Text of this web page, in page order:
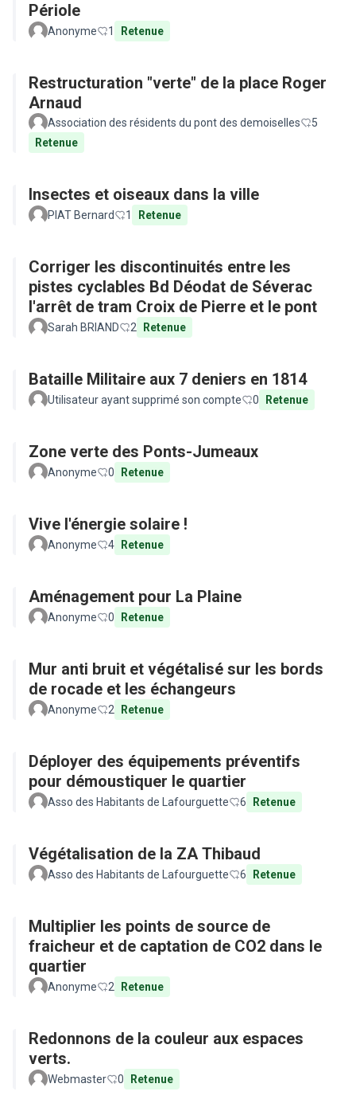
Périole
Anonyme 1 Retenue
Restructuration "verte" de la place Roger
Arnaud
Association des résidents du pont des demoiselles
5
Retenue
Insectes et oiseaux dans la ville
PIAT Bernard 1 Retenue
Corriger les discontinuités entre les
pistes cyclables Bd Déodat de Séverac
l'arrêt de tram Croix de Pierre et le pont
Sarah BRIAND 2 Retenue
Bataille Militaire aux 7 deniers en 1814
Utilisateur ayant supprimé son compte 0 Retenue
Zone verte des Ponts-Jumeaux
Anonyme 0 Retenue
Vive l'énergie solaire !
Anonyme 4 Retenue
Aménagement pour La Plaine
Anonyme 0 Retenue
Mur anti bruit et végétalisé sur les bords
de rocade et les échangeurs
Anonyme 2 Retenue
Déployer des équipements préventifs
pour démoustiquer le quartier
Asso des Habitants de Lafourguette 6 Retenue
Végétalisation de la ZA Thibaud
Asso des Habitants de Lafourguette 6 Retenue
Multiplier les points de source de
fraicheur et de captation de CO2 dans le
quartier
Anonyme 2 Retenue
Redonnons de la couleur aux espaces
verts.
Webmaster 0 Retenue